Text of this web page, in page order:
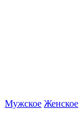
Мужское Женское